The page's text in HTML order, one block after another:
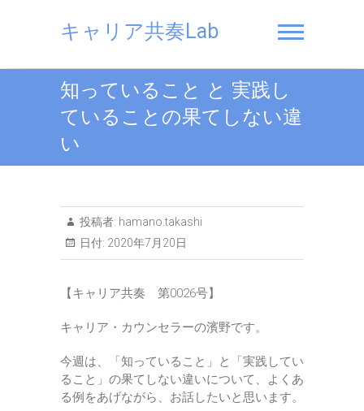
キャリア共奏Lab
知っていること と 実践し
ていることの果てしない違
い
投稿者: hamano.takashi
日付: 2020年7月20日
【キャリア共奏 第0026号】
キャリア・カウンセラーの濱野です。
今週は、「知っていること」と「実践してい
ること」の果てしない違いについて、よくあ
る例をあげながら、お話したいと思います。